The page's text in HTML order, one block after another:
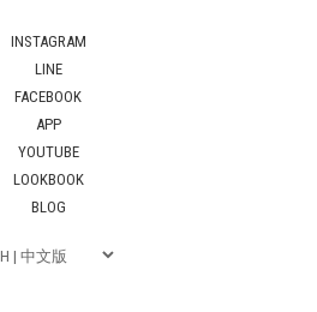
INSTAGRAM
LINE
FACEBOOK
APP
YOUTUBE
LOOKBOOK
BLOG